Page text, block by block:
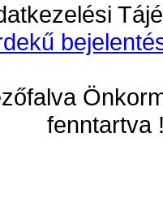
fenntartva